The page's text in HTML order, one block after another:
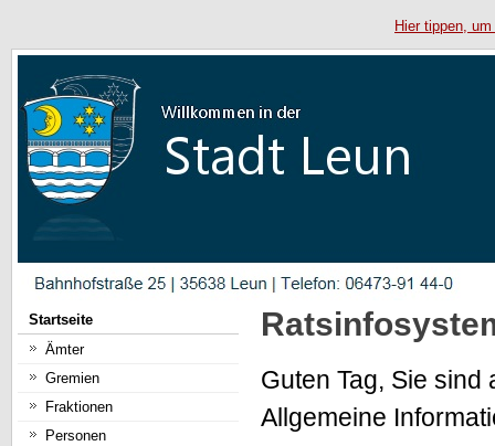
Hier tippen,
Startseite
Ämter
Gremien
Fraktionen
Personen
Guten Tag, Sie
Allgemeine